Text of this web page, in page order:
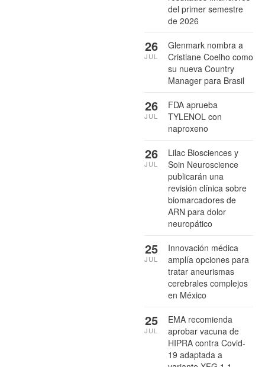
del primer semestre
de 2026
Glenmark nombra a
Cristiane Coelho como
su nueva Country
Manager para Brasil
26
JUL
FDA aprueba
TYLENOL con
naproxeno
26
JUL
Lilac Biosciences y
Soin Neuroscience
publicarán una
revisión clínica sobre
biomarcadores de
ARN para dolor
neuropático
26
JUL
Innovación médica
amplía opciones para
tratar aneurismas
cerebrales complejos
en México
25
JUL
EMA recomienda
aprobar vacuna de
HIPRA contra Covid-
19 adaptada a
25
JUL